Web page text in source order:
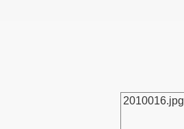
2010016.jpg